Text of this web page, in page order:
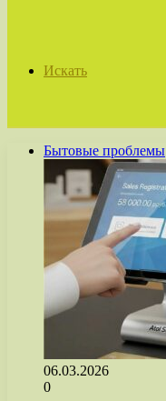
Искать
Бытовые проблемы
06.03.2026
0